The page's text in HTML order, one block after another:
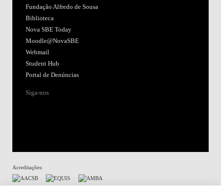
Fundação Alfredo de Sousa
Biblioteca
Nova SBE Today
Moodle@NovaSBE
Webmail
Student Hub
Portal de Denúncias
Siga-nos
Acreditações: